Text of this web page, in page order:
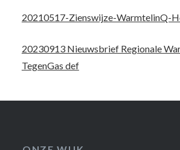
20210517-Zienswijze-WarmtelinQ-
20230913 Nieuwsbrief Regionale
TegenGas def